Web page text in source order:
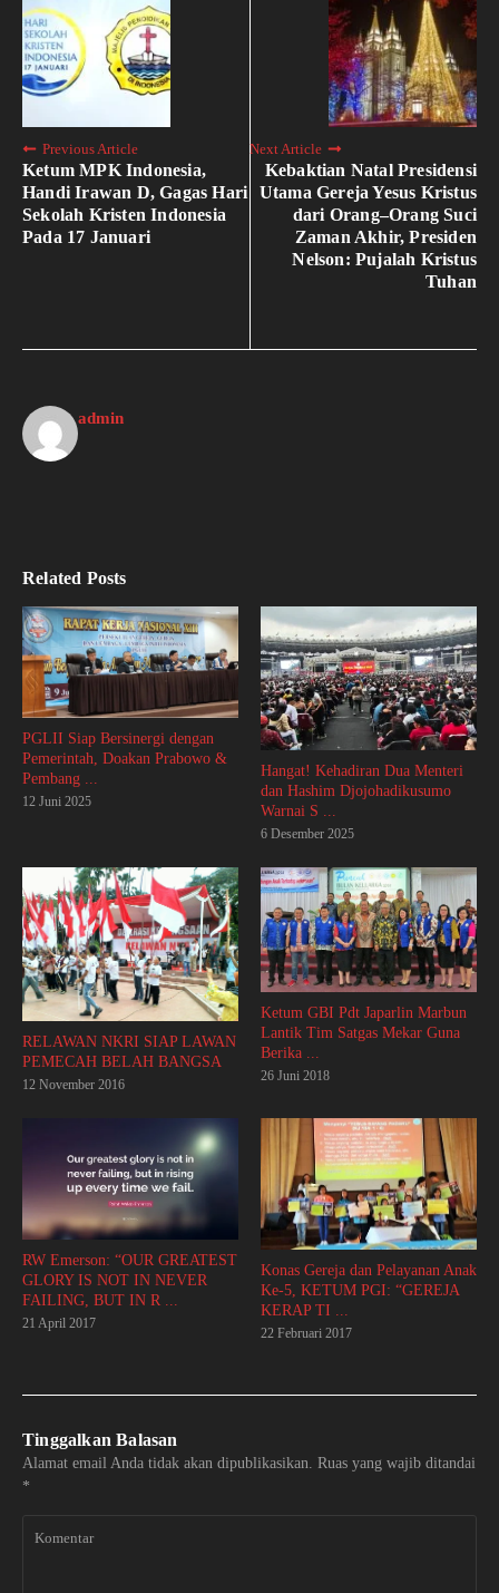
Previous Article
Ketum MPK Indonesia,
Handi Irawan D, Gagas Hari
Sekolah Kristen Indonesia
Pada 17 Januari
Next Article
Kebaktian Natal Presidensi
Utama Gereja Yesus Kristus
dari Orang–Orang Suci
Zaman Akhir, Presiden
Nelson: Pujalah Kristus
Tuhan
admin
Related Posts
PGLII Siap Bersinergi dengan
Pemerintah, Doakan Prabowo &
Pembang ...
12 Juni 2025
Hangat! Kehadiran Dua Menteri
dan Hashim Djojohadikusumo
Warnai S ...
6 Desember 2025
RELAWAN NKRI SIAP LAWAN
PEMECAH BELAH BANGSA
12 November 2016
Ketum GBI Pdt Japarlin Marbun
Lantik Tim Satgas Mekar Guna
Berika ...
26 Juni 2018
RW Emerson: “OUR GREATEST
GLORY IS NOT IN NEVER
FAILING, BUT IN R ...
21 April 2017
Konas Gereja dan Pelayanan Anak
Ke-5, KETUM PGI: “GEREJA
KERAP TI ...
22 Februari 2017
Tinggalkan Balasan
Alamat email Anda tidak akan dipublikasikan. Ruas yang wajib ditandai
*